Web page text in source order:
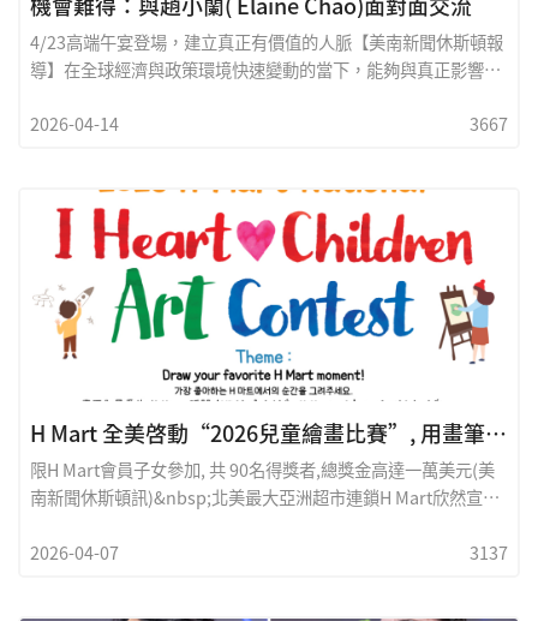
4/23高端午宴登場，建立真正有價值的人脈【美南新聞休斯頓報
導】在全球經濟與政策環境快速變動的當下，能夠與真正影響決
中心主辦的一場高端商務交流午宴，將於4月23日隆重舉行，邀
是一場連結視野與資源的重要平台。
2026-04-14 3667
H Mart 全美啓動“2026兒童繪畫比賽”, 用畫筆描繪故事!
限H Mart會員子女參加, 共 90名得獎者,總獎金高達一萬美元(美
南新聞休斯頓訊)&nbsp;北美最大亞洲超市連鎖H Mart欣然宣布,
年的主題為&ldquo;畫下你最愛的H Mart瞬間&rdquo;,鼓勵小朋
2026-04-07 3137